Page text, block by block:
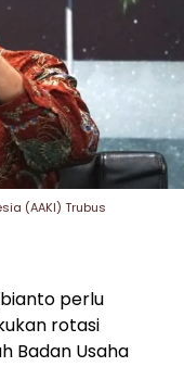
(AAKI) Trubus
perlu
rotasi
Badan Usaha